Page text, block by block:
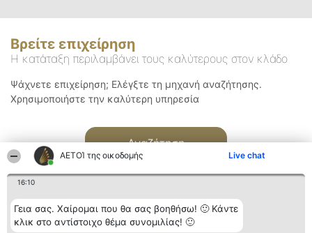
ΑΕΤΟΊ της οικοδομής Live chat
16:10
Γεια σας. Χαίρομαι που θα σας βοηθήσω! 🙂 Κάντε
κλικ στο αντίστοιχο θέμα συνομιλίας! 🙂
Βρείτε επιχείρηση
Η κατάταξη περιλαμβάνει τους καλύτερους στον κλάδο
Ψάχνετε επιχείρηση; Ελέγξτε τη μηχανή αναζήτησης.
Χρησιμοποιήστε την καλύτερη υπηρεσία
Αναζήτηση